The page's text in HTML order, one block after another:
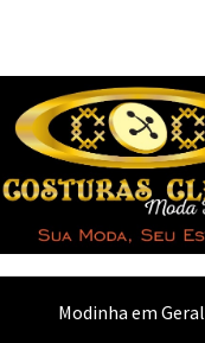
Modinha em Geral